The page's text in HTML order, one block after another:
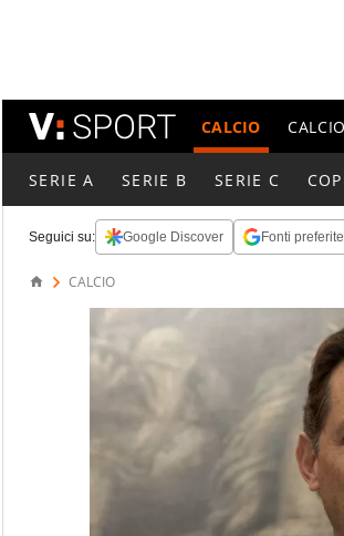
CALCIO
SERIE A SERIE B SERIE C
Seguici su: Google Discover Fonti preferite
CALCIO